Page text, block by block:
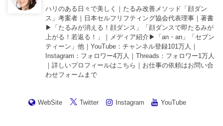
ハリのある日々で美しく｜たるみ改善メソッド「顔ダン
ス」考案者｜日本セルフリフティング協会代表理事｜著書
▶︎「たるみが消える！顔ダンス 」「顔ダンスで即たるみが
上がる！若返る！ 」｜メディア紹介▶︎「an・an」「セブン
ティーン」他｜YouTube ：チャンネル登録101万人｜
Instagram ：フォロワー4万人｜Threads ：フォロワー1万人
｜詳しいプロフィールは こちら ｜お仕事の依頼はお問い合
わせフォーム まで
WebSite Twitter Instagram YouTube